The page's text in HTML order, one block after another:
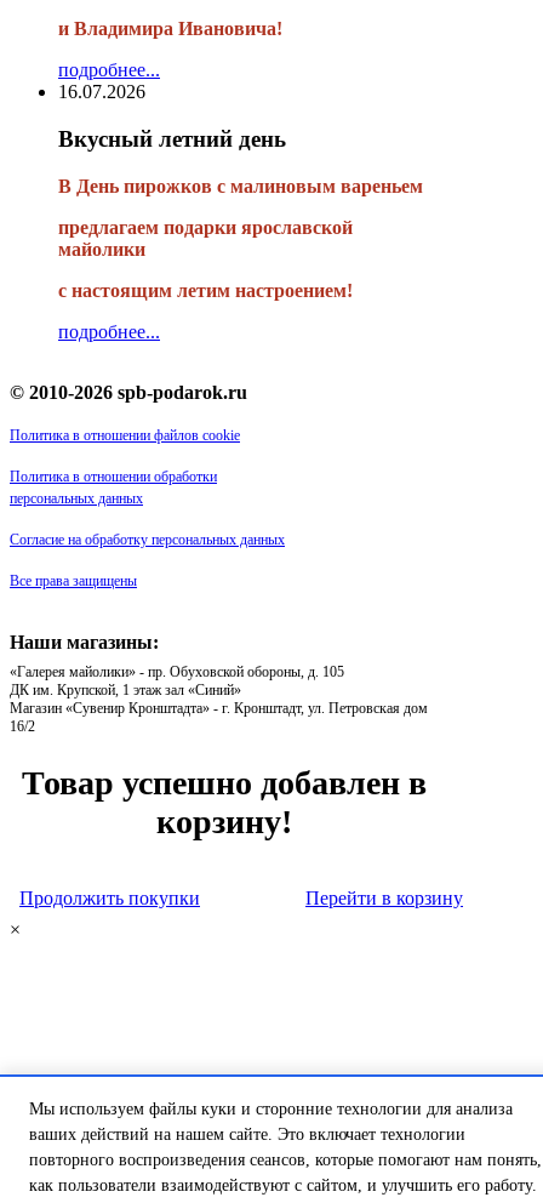
и Владимира Ивановича!
подробнее...
16.07.2026
Вкусный летний день
В День пирожков с малиновым вареньем
предлагаем подарки ярославской
майолики
с настоящим летим настроением!
подробнее...
© 2010-2026 spb-podarok.ru
Политика в отношении файлов cookie
Политика в отношении обработки
персональных данных
Согласие на обработку персональных данных
Все права защищены
Наши магазины:
«Галерея майолики» - пр. Обуховской обороны, д. 105
ДК им. Крупской, 1 этаж зал «Синий»
Магазин «Сувенир Кронштадта» - г. Кронштадт, ул. Петровская дом
16/2
Товар успешно добавлен в
корзину!
Продолжить покупки
Перейти в корзину
×
Мы используем файлы куки и сторонние технологии для анализа
ваших действий на нашем сайте. Это включает технологии
повторного воспроизведения сеансов, которые помогают нам понять,
как пользователи взаимодействуют с сайтом, и улучшить его работу.